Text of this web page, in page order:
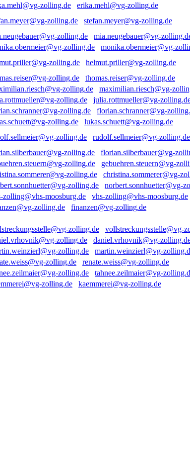
erika.mehl@vg-zolling.de
stefan.meyer@vg-zolling.de
mia.neugebauer@vg-
monika.obermeier@vg-
helmut.priller@vg-zolling.de
thomas.reiser@vg-zolling.de
maximilian.riesch@vg-
julia.rottmueller@vg-
florian.schranner@vg-
lukas.schuett@vg-zolling.de
rudolf.sellmeier@vg-zolling.de
florian.silberbauer@vg-
gebuehren.steuern@vg-
christina.sommerer@vg-
norbert.sonnhuetter@vg-
vhs-zolling@vhs-moosburg.de
finanzen@vg-zolling.de
vollstreckungsstelle@vg-
daniel.vrhovnik@vg-
martin.weinzierl@vg-
renate.weiss@vg-zolling.de
tahnee.zeilmaier@vg-
kaemmerei@vg-zolling.de